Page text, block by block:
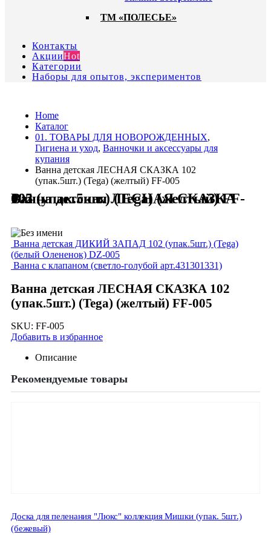
ТМ «ПОЛЕСЬЕ»
Контакты
АкцииHot
Категории
Наборы для опытов, экспериментов
Home
Каталог
01. ТОВАРЫ ДЛЯ НОВОРОЖДЕННЫХ,
Гигиена и уход, Ванночки и аксессуары для
купания
Ванна детская ЛЕСНАЯ СКАЗКА 102
(упак.5шт.) (Tega) (желтый) FF-005
Ванна детская ЛЕСНАЯ СКАЗКА 102 (упак.5шт.) (Tega) (желтый) FF-005
Ванна детская ДИКИЙ ЗАПАД 102 (упак.5шт.) (Tega)
(белый Оленeнок) DZ-005
Ванна с клапаном (светло-голубой арт.431301331)
Ванна детская ЛЕСНАЯ СКАЗКА 102
(упак.5шт.) (Tega) (желтый) FF-005
SKU: FF-005
Добавить в избранное
Описание
Рекомендуемые товары
Доска для пеленания "Люкс" коллекция Мишки (упак. 5шт.)
(бежевый)